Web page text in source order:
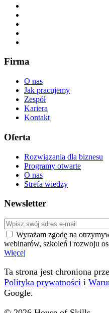
Firma
O nas
Jak pracujemy
Zespół
Kariera
Kontakt
Oferta
Rozwiązania dla biznesu
Programy otwarte
O nas
Strefa wiedzy
Newsletter
Wyrażam zgodę na
webinarów, szkoleń i rozwoju
Więcej
Ta strona jest chroniona
Polityka prywatności i
Google.